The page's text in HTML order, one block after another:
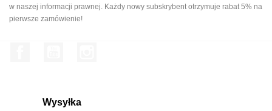
w naszej informacji prawnej. Każdy nowy subskrybent otrzymuje rabat 5% na
pierwsze zamówienie!
Wysyłka